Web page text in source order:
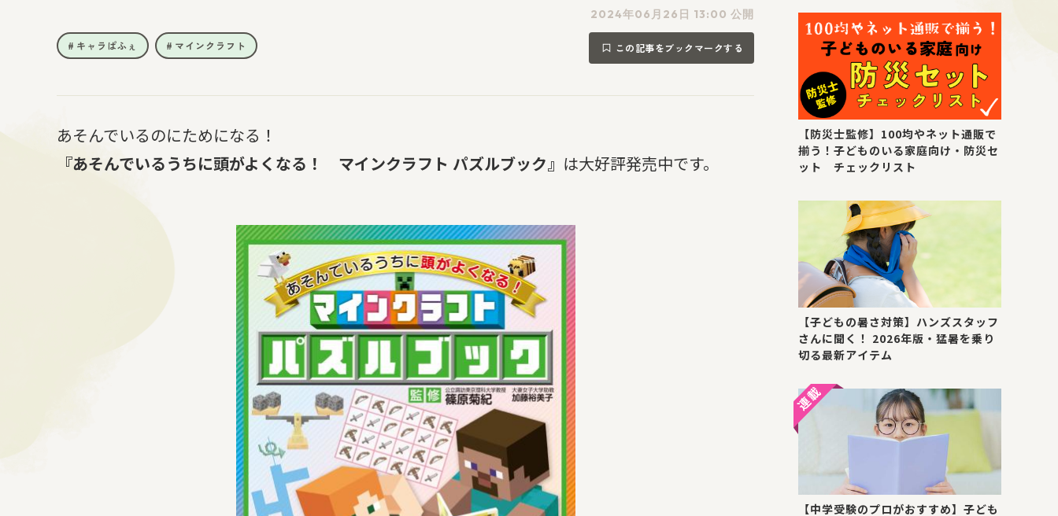
2024年06月26日 13:00 公開
キャラぱふぇ マインクラフト この記事をブックマークする
あそんでいるのにためになる！
『あそんでいるうちに頭がよくなる！ マインクラフト パズルブック』 は大好評発売中です。
【防災士監修】100均やネット通販で
揃う！子どものいる家庭向け・防災セ
ット チェックリスト
【子どもの暑さ対策】ハンズスタッフ
さんに聞く！ 2026年版・猛暑を乗り
切る最新アイテム
【中学受験のプロがおすすめ】子ども